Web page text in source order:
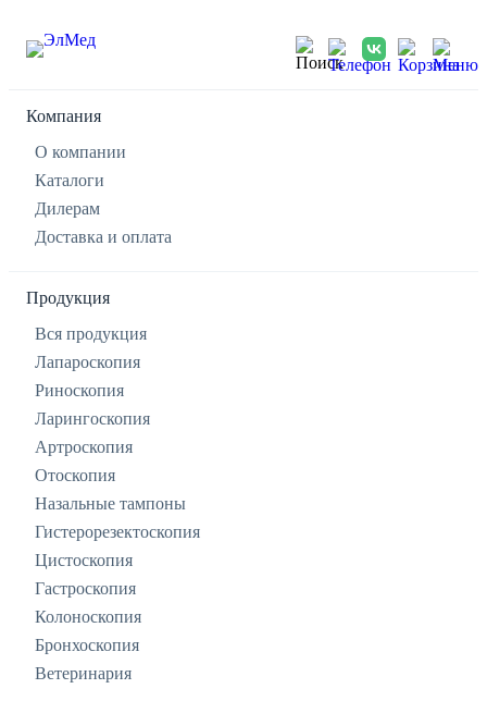
Компания
О компании
Каталоги
Дилерам
Доставка и оплата
Продукция
Вся продукция
Лапароскопия
Риноскопия
Ларингоскопия
Артроскопия
Отоскопия
Назальные тампоны
Гистерорезектоскопия
Цистоскопия
Гастроскопия
Колоноскопия
Бронхоскопия
Ветеринария